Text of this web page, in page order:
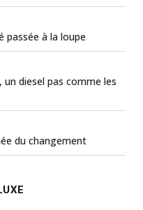
passée à la loupe
un diesel pas comme les
du changement